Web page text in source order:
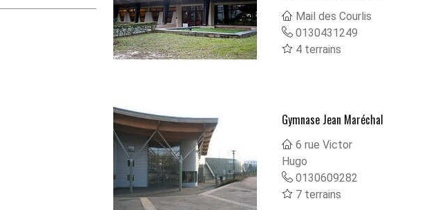
Mail des Courlis
0130431249
4 terrains
Gymnase Jean Maréchal
6 rue Victor
Hugo
0130609282
7 terrains